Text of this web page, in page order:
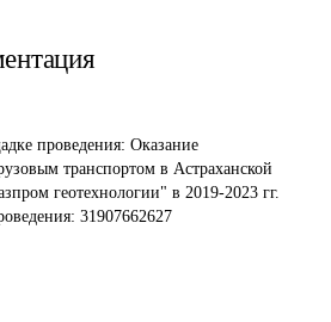
проведения: Оказание
транспортом в Астраханской
геотехнологии" в 2019-2023 гг.
31907662627